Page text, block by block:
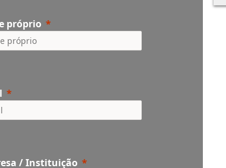
próprio
/ Instituição